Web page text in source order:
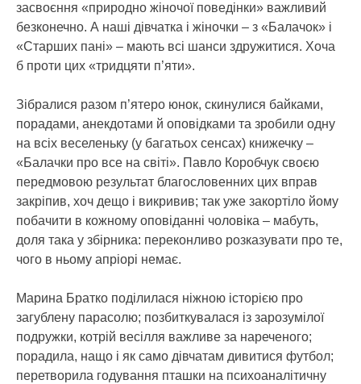
засвоєння «природно жіночої поведінки» важливий
безконечно. А наші дівчатка і жіночки – з «Балачок» і
«Старших пані» – мають всі шанси здружитися. Хоча
б проти цих «тридцяти п’яти».
Зібралися разом п’ятеро юнок, скинулися байками,
порадами, анекдотами й оповідками та зробили одну
на всіх веселеньку (у багатьох сенсах) книжечку –
«Балачки про все на світі». Павло Коробчук своєю
передмовою результат благословенних цих вправ
закріпив, хоч дещо і викривив; так уже закортіло йому
побачити в кожному оповіданні чоловіка – мабуть,
доля така у збірника: переконливо розказувати про те,
чого в ньому апріорі немає.
Марина Братко поділилася ніжною історією про
загублену парасолю; позбиткувалася із зарозумілої
подружки, котрій весілля важливе за нареченого;
порадила, нащо і як само дівчатам дивитися футбол;
перетворила годування пташки на психоаналітичну